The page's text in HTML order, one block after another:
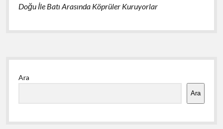
Doğu İle Batı Arasında Köprüler Kuruyorlar
Yan
Menü
Ara
Ara